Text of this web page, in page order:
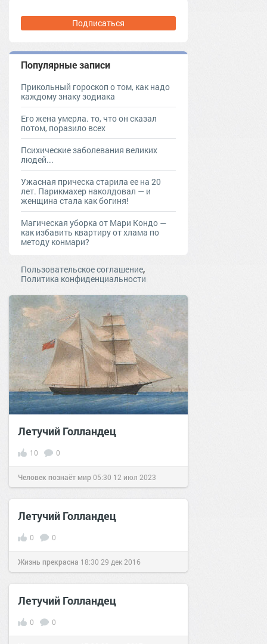
Подписаться
Популярные записи
Прикольный гороскоп о том, как надо
каждому знаку зодиака
Его жена умерла. то, что он сказал
потом, поразило всех
Психические заболевания великих
людей...
Ужасная прическа старила ее на 20
лет. Парикмахер наколдовал — и
женщина стала как богиня!
Магическая уборка от Мари Кондо —
как избавить квартиру от хлама по
методу конмари?
Пользовательское соглашение,
Политика конфиденциальности
Летучий Голландец
10 0
Человек познаёт мир05:30 12 июл 2023
Летучий Голландец
0 0
Жизнь прекрасна 18:30 29 дек 2016
Летучий Голландец
0 0